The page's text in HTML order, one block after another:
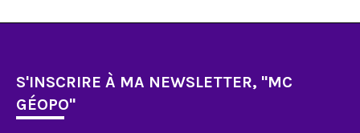
S'INSCRIRE À MA NEWSLETTER, "MC
GÉOPO"